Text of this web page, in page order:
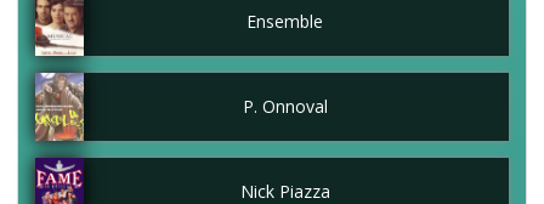
Ensemble
P. Onnoval
Nick Piazza